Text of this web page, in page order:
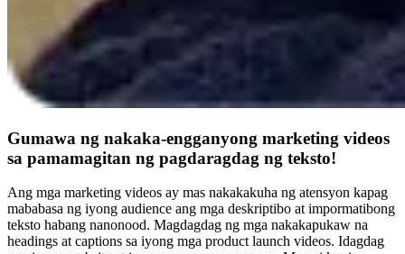
Gumawa ng nakaka-engganyong marketing videos
sa pamamagitan ng pagdaragdag ng teksto!
Ang mga marketing videos ay mas nakakakuha ng atensyon kapag
mababasa ng iyong audience ang mga deskriptibo at impormatibong
teksto habang nanonood. Magdagdag ng mga nakakapukaw na
headings at captions sa iyong mga product launch videos. Idagdag